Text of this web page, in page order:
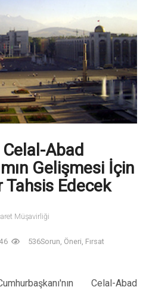
Celal-Abad
Gelişmesi İçin
Edecek
Müşavirliği
536Sorun, Öneri, Fırsat
Celal-Abad